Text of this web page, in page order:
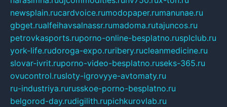
newsplain.rucardvoice.rumodopaper.rumanunae.ru
gbget.rualfeihavsalnassr.rumadoma.rutajuncos.ru
petrovkasports.ruporno-online-besplatno.rusplclub.ru
york-life.rudoroga-expo.ruribery.rucleanmedicine.ru
slovar-ivrit.ruporno-video-besplatno.ruseks-365.ru
ovucontrol.rusloty-igrovyye-avtomaty.ru
ru-industriya.rurusskoe-porno-besplatno.ru
belgorod-day.rudigilith.rupichkurovlab.ru